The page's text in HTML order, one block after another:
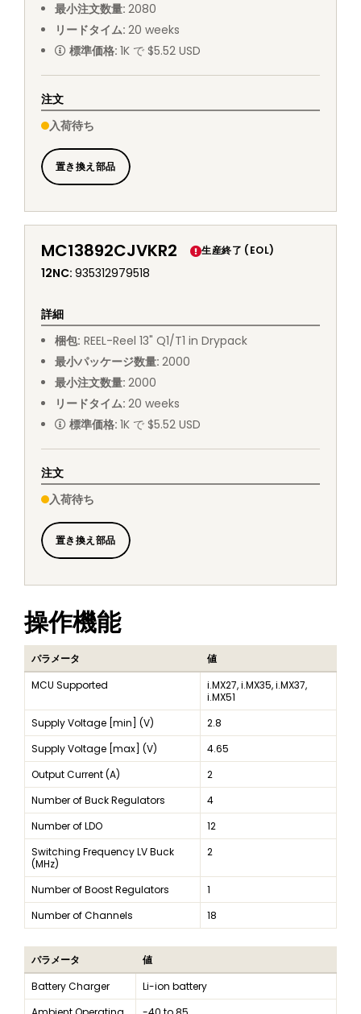
最小注文数量: 2080
リードタイム: 20 weeks
標準価格: 1K で $5.52 USD
注文
入荷待ち
置き換え部品
MC13892CJVKR2 生産終了 (EOL)
12NC: 935312979518
詳細
梱包: REEL-Reel 13" Q1/T1 in Drypack
最小パッケージ数量: 2000
最小注文数量: 2000
リードタイム: 20 weeks
標準価格: 1K で $5.52 USD
注文
入荷待ち
置き換え部品
操作機能
パラメータ
値
MCU Supported
i.MX27, i.MX35, i.MX37,
i.MX51
Supply Voltage [min] (V)
2.8
Supply Voltage [max] (V)
4.65
Output Current (A)
2
Number of Buck Regulators
4
Number of LDO
12
Switching Frequency LV Buck
(MHz)
2
Number of Boost Regulators
1
Number of Channels
18
パラメータ
値
Battery Charger
Li-ion battery